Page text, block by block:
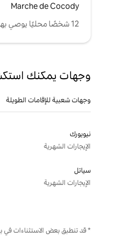
Marche de Cocody
12 شخصًا محليًا يوصي بهذا
وجهات يمكنك
وجهات شعبية للإقامات الطويلة
نيويورك
الإيجارات الشهرية
سياتل
الإيجارات الشهرية
* قد تنطبق بعض الاستثناءات في